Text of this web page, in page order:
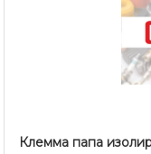
Клемма папа